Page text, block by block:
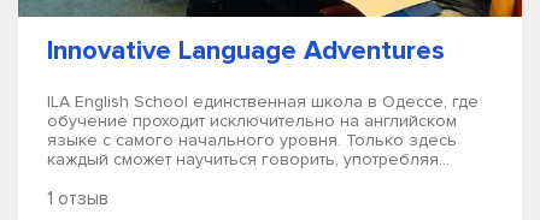
Innovative Language Adventures
ILA English School единственная школа в Одессе, где
обучение проходит исключительно на английском
языке с самого начального уровня. Только здесь
каждый сможет научиться говорить, употребляя...
1 отзыв